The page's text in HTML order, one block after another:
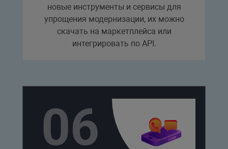
новые инструменты и сервисы для
упрощения модернизации, их можно
скачать на маркетплейса или
интегрировать по API.